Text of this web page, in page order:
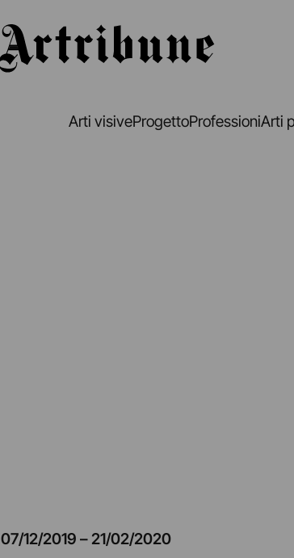
Arti visiveProgettoProfessioniArti
07/12/2019 – 21/02/2020